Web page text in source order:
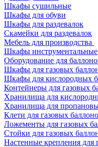
Шкафы сушильные
Шкафы для обуви
Шкафы для раздевалок
Скамейки для раздевалок
Мебель для производства
Шкафы инструментальные
Оборудование для
Шкафы для газовых
Шкафы для кислородных
Контейнеры для газовых
Хранилища для
Хранилища для
Клети для газовых
Ложементы для газовых
Стойки для газовых
Настенные крепления для